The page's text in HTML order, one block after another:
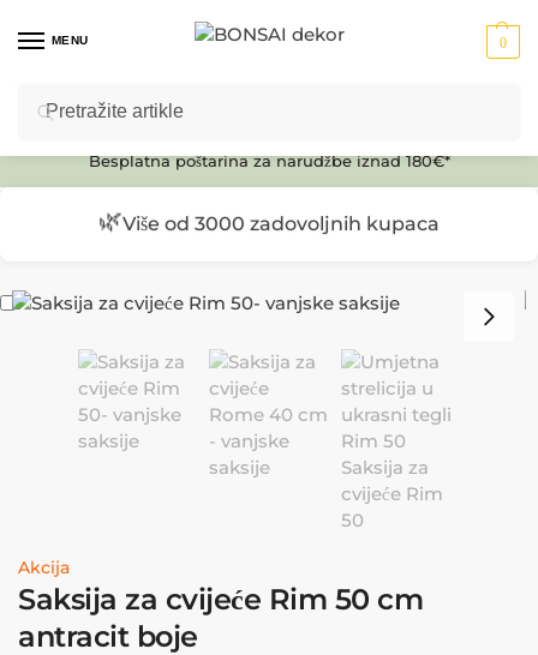
MENU 0
Ulaz u E-SHOP
Besplatna poštarina za narudžbe iznad 180€*
🌿Više od 3000 zadovoljnih kupaca
Akcija
Saksija za cvijeće Rim 50 cm
antracit boje